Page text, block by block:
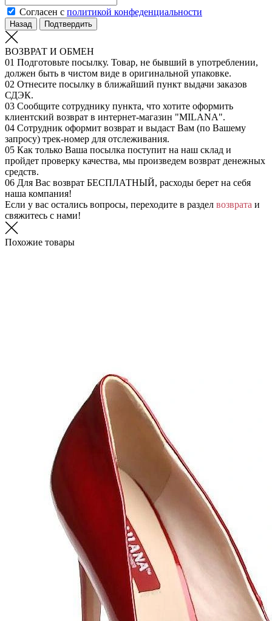
Согласен с политикой конфеденциальности
Назад Подтвердить
ВОЗВРАТ И ОБМЕН
01 Подготовьте посылку. Товар, не бывший в употреблении,
должен быть в чистом виде в оригинальной упаковке.
02 Отнесите посылку в ближайший пункт выдачи заказов
СДЭК.
03 Сообщите сотруднику пункта, что хотите оформить
клиентский возврат в интернет-магазин "MILANA".
04 Сотрудник оформит возврат и выдаст Вам (по Вашему
запросу) трек-номер для отслеживания.
05 Как только Ваша посылка поступит на наш склад и
пройдет проверку качества, мы произведем возврат денежных
средств.
06 Для Вас возврат БЕСПЛАТНЫЙ, расходы берет на себя
наша компания!
Если у вас остались вопросы, переходите в раздел возврата и
свяжитесь с нами!
Похожие товары